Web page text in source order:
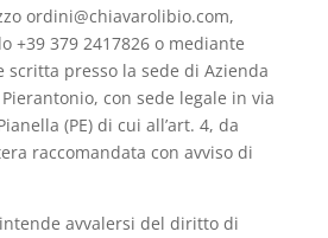
ordini@chiavarolibio.com,
+39 379 2417826 o mediante
scritta presso la sede di Azienda
con sede legale in via
(PE) di cui all’art. 4, da
raccomandata con avviso di
avvalersi del diritto di